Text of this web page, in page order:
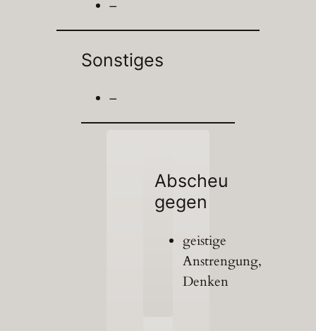
–
Sonstiges
–
Abscheu
gegen
geistige
Anstrengung,
Denken